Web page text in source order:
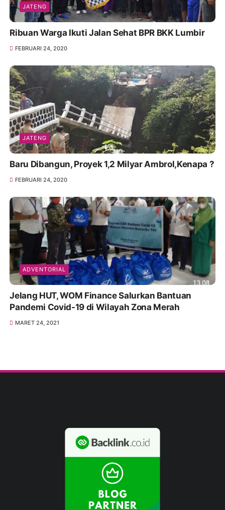
JATENG
Ribuan Warga Ikuti Jalan Sehat BPR BKK Lumbir
FEBRUARI 24, 2020
JATENG
Baru Dibangun, Proyek 1,2 Milyar Ambrol,Kenapa ?
FEBRUARI 24, 2020
ADVENTORIAL
Jelang HUT, WOM Finance Salurkan Bantuan
Pandemi Covid-19 di Wilayah Zona Merah
MARET 24, 2021